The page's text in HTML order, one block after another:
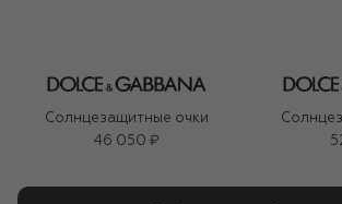
Солнцезащитные очки
46 050 ₽